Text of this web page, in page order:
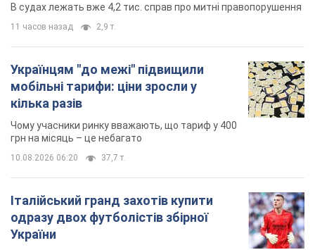
В судах лежать вже 4,2 тис. справ про митні правопорушення
11 часов назад 2,9 т.
Українцям "до межі" підвищили
мобільні тарифи: ціни зросли у
кілька разів
Чому учасники ринку вважають, що тариф у 400
грн на місяць – це небагато
10.08.2026 06:20 37,7 т.
Італійський гранд захотів купити
одразу двох футболістів збірної
України